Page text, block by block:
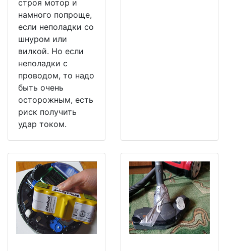
строя мотор и
намного попроще,
если неполадки со
шнуром или
вилкой. Но если
неполадки с
проводом, то надо
быть очень
осторожным, есть
риск получить
удар током.